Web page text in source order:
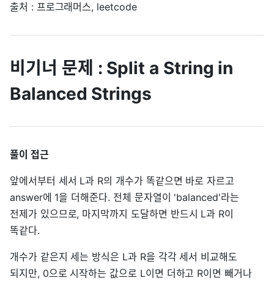
출처 : 프로그래머스, leetcode
비기너 문제 : Split a String in
Balanced Strings
풀이 접근
앞에서부터 세서 L과 R의 개수가 똑같으면 바로 자르고
answer에 1을 더해준다. 전체 문자열이 'balanced'라는
전제가 있으므로, 마지막까지 도달하면 반드시 L과 R이
똑같다.
개수가 같은지 세는 방식은 L과 R을 각각 세서 비교해도
되지만, 0으로 시작하는 값으로 L이면 더하고 R이면 빼거나